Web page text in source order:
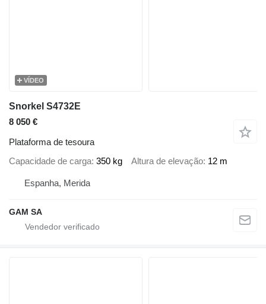
VÍDEO
Snorkel S4732E
8 050 €
Plataforma de tesoura
Capacidade de carga 350 kg Altura de elevação 12 m
Espanha, Merida
GAM SA